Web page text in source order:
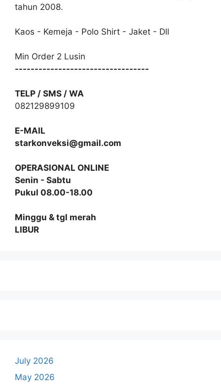
tahun 2008.
Kaos - Kemeja - Polo Shirt - Jaket - Dll
Min Order 2 Lusin
----------------------------------
TELP / SMS / WA
082129899109
E-MAIL
starkonveksi@gmail.com
OPERASIONAL ONLINE
Senin - Sabtu
Pukul 08.00-18.00
Minggu & tgl merah
LIBUR
July 2026
May 2026